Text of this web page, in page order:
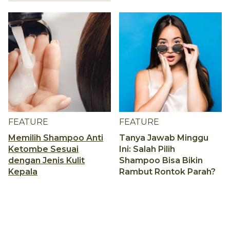
FEATURE
Memilih Shampoo Anti
Ketombe Sesuai
dengan Jenis Kulit
Kepala
FEATURE
Tanya Jawab Minggu
Ini: Salah Pilih
Shampoo Bisa Bikin
Rambut Rontok Parah?